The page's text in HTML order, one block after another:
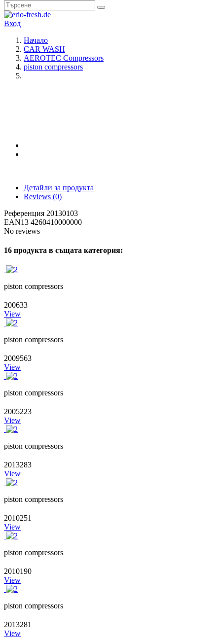
Вход
Начало
CAR WASH
AEROTEC Compressors
piston compressors
Детайли за продукта
Reviews (0)
Референция 20130103
EAN13 4260410000000
No reviews
16 продукта в същата категория:
piston compressors
200633
View
piston compressors
2009563
View
piston compressors
2005223
View
piston compressors
2013283
View
piston compressors
2010251
View
piston compressors
2010190
View
piston compressors
2013281
View